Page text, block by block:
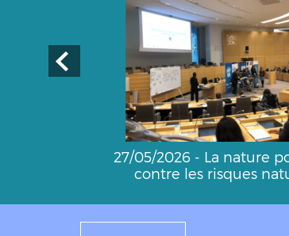
27/05/2026 - La nature
contre les risques